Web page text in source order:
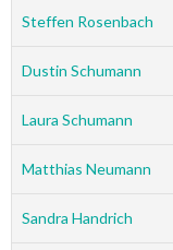
Steffen Rosenbach
Dustin Schumann
Laura Schumann
Matthias Neumann
Sandra Handrich